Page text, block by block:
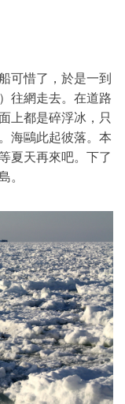
可惜了，於是一到
往網走去。在道路
上都是碎浮冰，只
海鷗此起彼落。本
夏天再來吧。下了